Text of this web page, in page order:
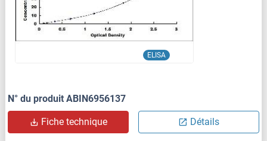
ELISA
N° du produit ABIN6956137
Fiche technique Détails